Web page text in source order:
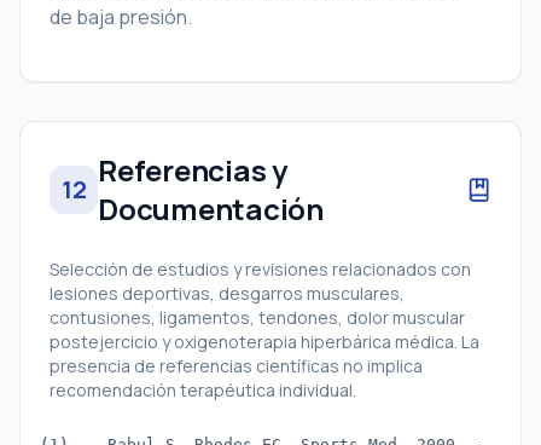
de baja presión.
12 Referencias y
Documentación
Selección de estudios y revisiones relacionados con
lesiones deportivas, desgarros musculares,
contusiones, ligamentos, tendones, dolor muscular
postejercicio y oxigenoterapia hiperbárica médica. La
presencia de referencias científicas no implica
recomendación terapéutica individual.